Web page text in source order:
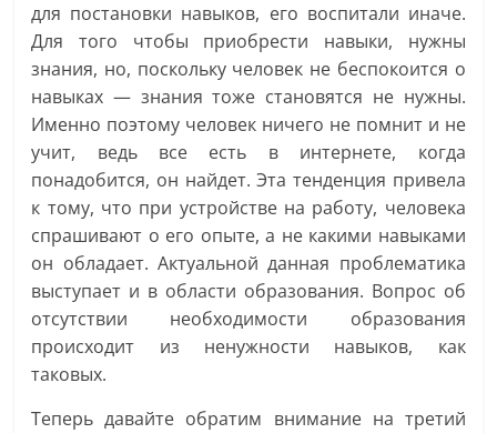
для постановки навыков, его воспитали иначе.
Для того чтобы приобрести навыки, нужны
знания, но, поскольку человек не беспокоится о
навыках — знания тоже становятся не нужны.
Именно поэтому человек ничего не помнит и не
учит, ведь все есть в интернете, когда
понадобится, он найдет. Эта тенденция привела
к тому, что при устройстве на работу, человека
спрашивают о его опыте, а не какими навыками
он обладает. Актуальной данная проблематика
выступает и в области образования. Вопрос об
отсутствии необходимости образования
происходит из ненужности навыков, как
таковых.
Теперь давайте обратим внимание на третий